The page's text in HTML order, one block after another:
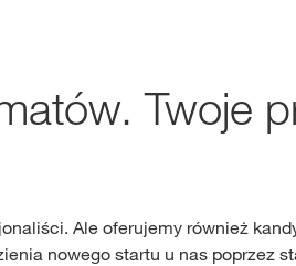
Sklep
Twoje
Ale oferujemy również
nowego startu u nas poprzez